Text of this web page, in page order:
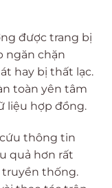
được trang bị
ngăn chặn
hay bị thất lạc.
toàn yên tâm
liệu hợp đồng.
thông tin
quả hơn rất
truyền thống.